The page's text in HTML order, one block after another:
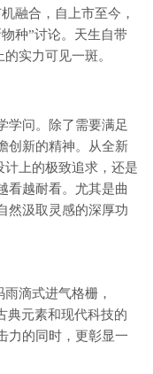
融合，自上市至今，
种”讨论。天生自带
实力可见一斑。
学问。除了需要满足
创新的精神。从全新
上的极致追求，还是
看越耐看。尤其是曲
然汲取灵感的深厚功
滴式进气格栅，
典元素和现代科技的
力的同时，更彰显一